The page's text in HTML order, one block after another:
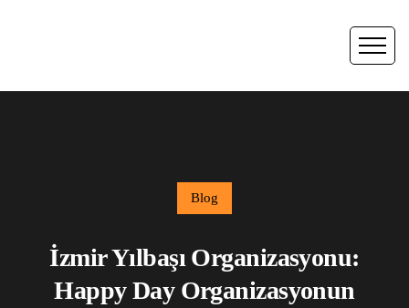
Blog
İzmir Yılbaşı Organizasyonu:
Happy Day Organizasyonun